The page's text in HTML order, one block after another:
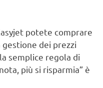
potete comprare
dei prezzi
semplice regola di
più si risparmia” è